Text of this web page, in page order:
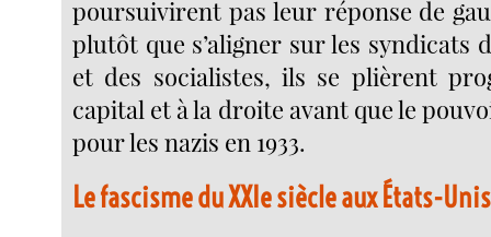
poursuivirent pas leur réponse de
plutôt que s’aligner sur les syndicats
et des socialistes, ils se plièrent
capital et à la droite avant que le
pour les nazis en 1933.
Le fascisme du XXIe siècle aux États-Unis